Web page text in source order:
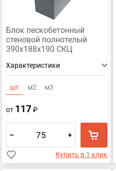
Блок пескобетонный
стеновой полнотелый
390x188x190 СКЦ
Характеристики
шт м2 м3
от 117 ₽
– +
Купить в 1 клик